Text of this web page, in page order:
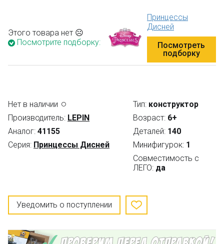
Этого товара нет ☹
Посмотрите подборку:
Принцессы
Дисней
Посмотреть
подборку
Нет в наличии
Производитель: LEPIN
Аналог: 41155
Серия: Принцессы Дисней
Тип: конструктор
Возраст: 6+
Деталей: 140
Минифигурок: 1
Совместимость с
ЛЕГО: да
Уведомить о поступлении